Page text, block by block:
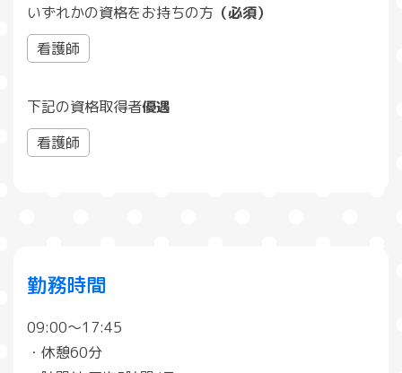
いずれかの資格をお持ちの方 （必須）
看護師
下記の資格取得者優遇
看護師
勤務時間
09:00〜17:45
・休憩60分